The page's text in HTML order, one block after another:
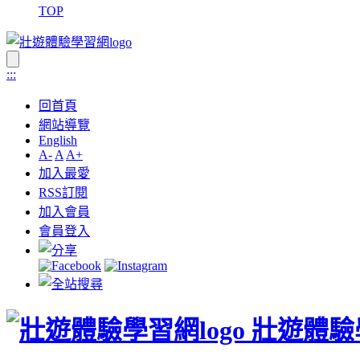
TOP
:::
回首頁
網站導覽
English
A- A A+
加入最愛
RSS訂閱
加入會員
會員登入
壯遊體